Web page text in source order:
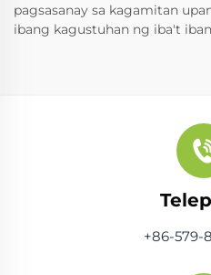
pagsasanay sa kagamitan
ibang kagustuhan ng iba't
+86-579-